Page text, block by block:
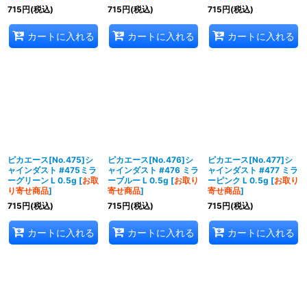
715円(税込)
カートに入れる
715円(税込)
カートに入れる
715円(税込)
カートに入れる
ピカエース[No.475]シ
ャインダスト #475ミラ
ーグリーン L 0.5g [お取
り寄せ商品]
715円(税込)
カートに入れる
ピカエース[No.476]シ
ャインダスト #476 ミラ
ーブルー L 0.5g [お取り
寄せ商品]
715円(税込)
カートに入れる
ピカエース[No.477]シ
ャインダスト #477 ミラ
ーピンク L 0.5g [お取り
寄せ商品]
715円(税込)
カートに入れる